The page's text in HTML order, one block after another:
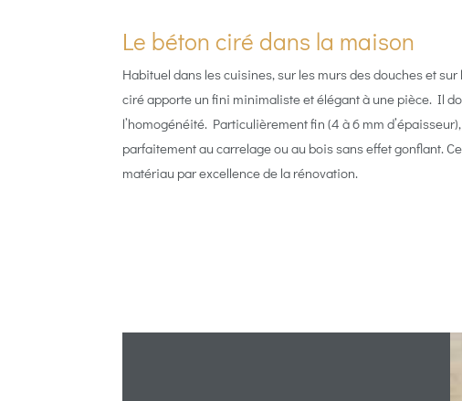
Le béton ciré dans la maison
Habituel dans les cuisines, sur les murs des douches et sur
ciré apporte un fini minimaliste et élégant à une pièce. Il
l’homogénéité. Particulièrement fin (4 à 6 mm
parfaitement au carrelage ou au bois sans effet gonflant.
matériau par excellence de la rénovation.